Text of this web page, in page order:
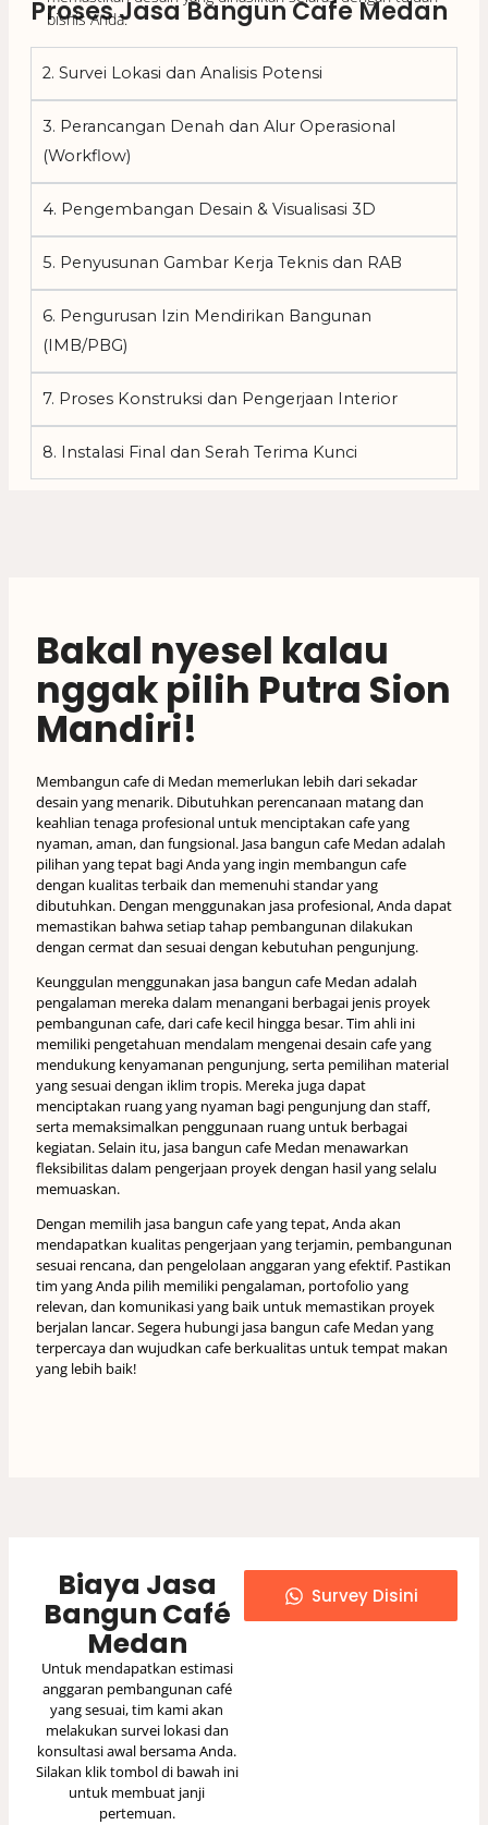
Proses Jasa Bangun Cafe Medan
bisnis Anda.
2. Survei Lokasi dan Analisis Potensi
3. Perancangan Denah dan Alur Operasional
(Workflow)
4. Pengembangan Desain & Visualisasi 3D
5. Penyusunan Gambar Kerja Teknis dan RAB
6. Pengurusan Izin Mendirikan Bangunan
(IMB/PBG)
7. Proses Konstruksi dan Pengerjaan Interior
8. Instalasi Final dan Serah Terima Kunci
Bakal nyesel kalau
nggak pilih Putra Sion
Mandiri!
Membangun cafe di Medan memerlukan lebih dari sekadar
desain yang menarik. Dibutuhkan perencanaan matang dan
keahlian tenaga profesional untuk menciptakan cafe yang
nyaman, aman, dan fungsional. Jasa bangun cafe Medan adalah
pilihan yang tepat bagi Anda yang ingin membangun cafe
dengan kualitas terbaik dan memenuhi standar yang
dibutuhkan. Dengan menggunakan jasa profesional, Anda dapat
memastikan bahwa setiap tahap pembangunan dilakukan
dengan cermat dan sesuai dengan kebutuhan pengunjung.
Keunggulan menggunakan jasa bangun cafe Medan adalah
pengalaman mereka dalam menangani berbagai jenis proyek
pembangunan cafe, dari cafe kecil hingga besar. Tim ahli ini
memiliki pengetahuan mendalam mengenai desain cafe yang
mendukung kenyamanan pengunjung, serta pemilihan material
yang sesuai dengan iklim tropis. Mereka juga dapat
menciptakan ruang yang nyaman bagi pengunjung dan staff,
serta memaksimalkan penggunaan ruang untuk berbagai
kegiatan. Selain itu, jasa bangun cafe Medan menawarkan
fleksibilitas dalam pengerjaan proyek dengan hasil yang selalu
memuaskan.
Dengan memilih jasa bangun cafe yang tepat, Anda akan
mendapatkan kualitas pengerjaan yang terjamin, pembangunan
sesuai rencana, dan pengelolaan anggaran yang efektif. Pastikan
tim yang Anda pilih memiliki pengalaman, portofolio yang
relevan, dan komunikasi yang baik untuk memastikan proyek
berjalan lancar. Segera hubungi jasa bangun cafe Medan yang
terpercaya dan wujudkan cafe berkualitas untuk tempat makan
yang lebih baik!
Biaya Jasa
Bangun Café
Medan
Untuk mendapatkan estimasi
anggaran pembangunan café
yang sesuai, tim kami akan
melakukan survei lokasi dan
konsultasi awal bersama Anda.
Silakan klik tombol di bawah ini
untuk membuat janji
pertemuan.
Survey Disini